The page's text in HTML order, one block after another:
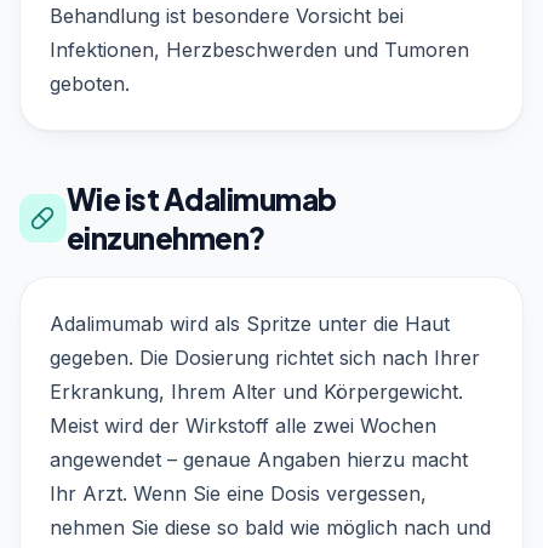
Behandlung ist besondere Vorsicht bei
Infektionen, Herzbeschwerden und Tumoren
geboten.
Wie ist Adalimumab
einzunehmen?
Adalimumab wird als Spritze unter die Haut
gegeben. Die Dosierung richtet sich nach Ihrer
Erkrankung, Ihrem Alter und Körpergewicht.
Meist wird der Wirkstoff alle zwei Wochen
angewendet – genaue Angaben hierzu macht
Ihr Arzt. Wenn Sie eine Dosis vergessen,
nehmen Sie diese so bald wie möglich nach und